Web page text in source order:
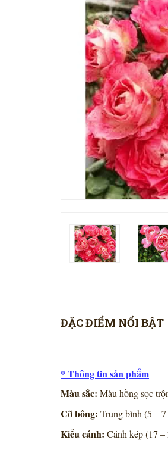
ĐẶC ĐIỂM NỔI BẬT
* Thông tin sản phẩm
Màu sắc: Màu hồng sọc
Cỡ bông: Trung bình (5 –
Kiểu cánh: Cánh kép (17 –